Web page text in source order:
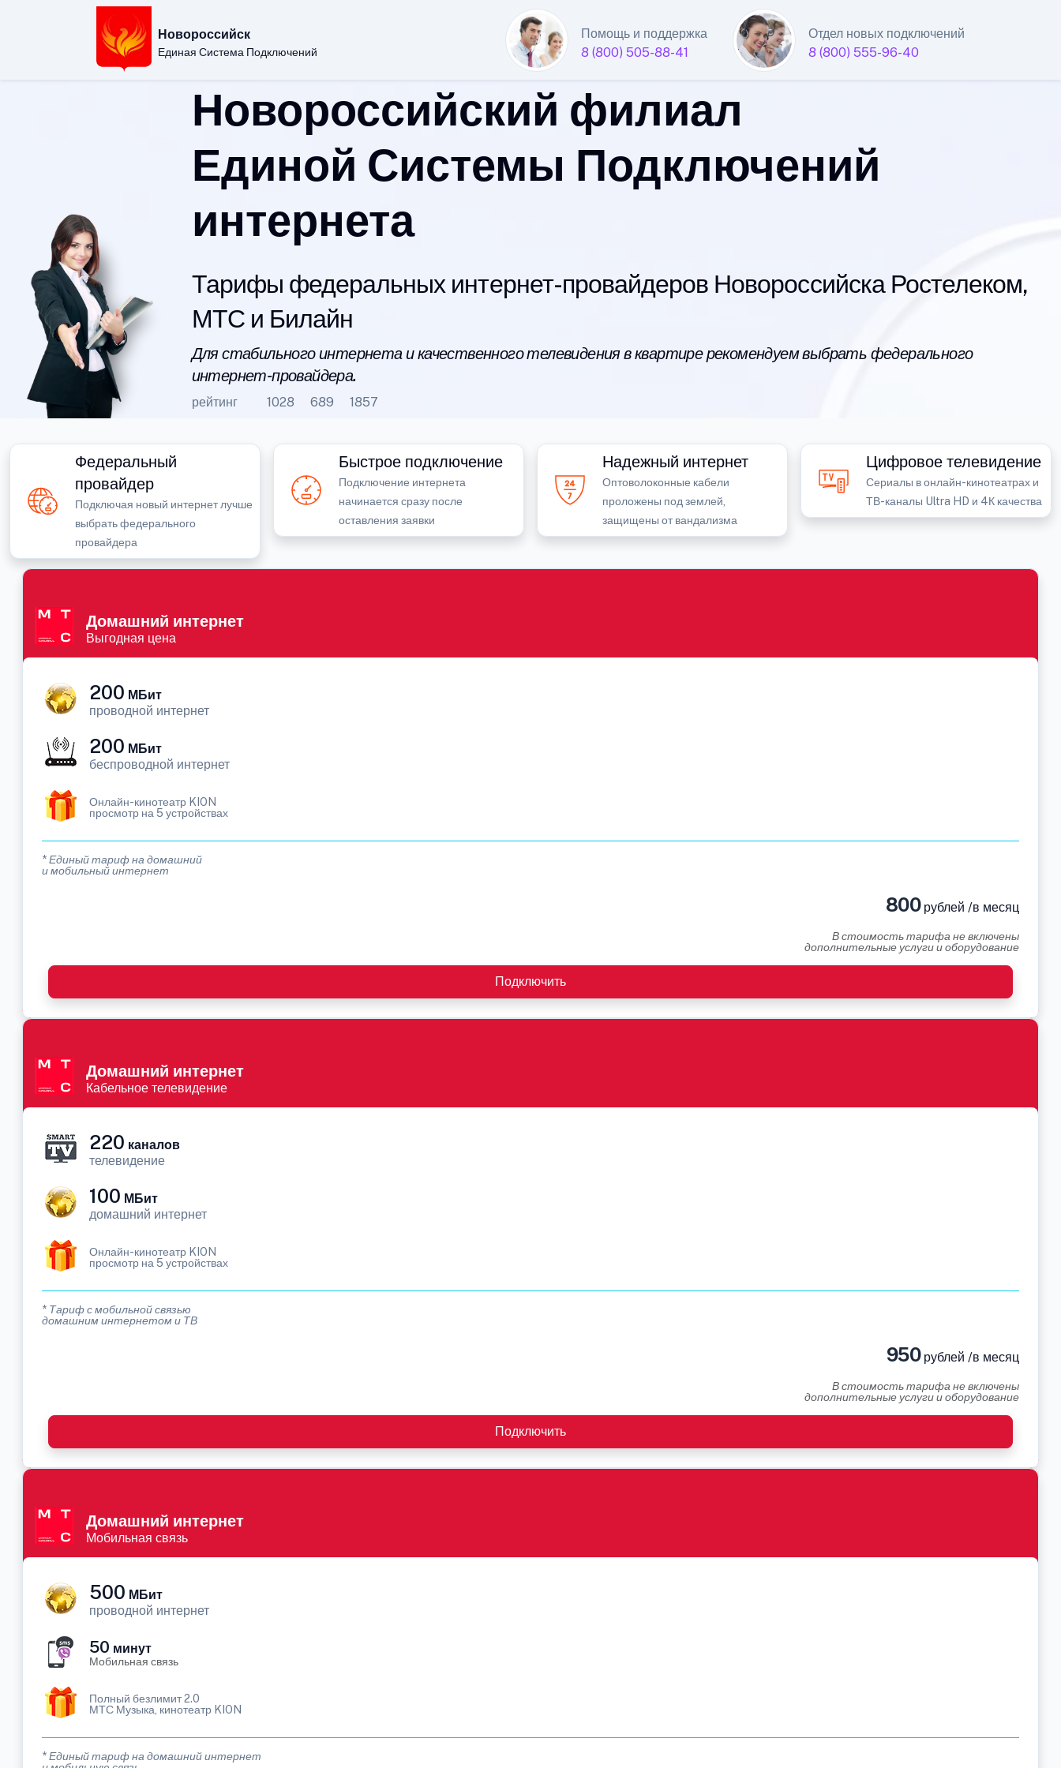
Новороссийск
Единая Система Подключений
Помощь и поддержка
8 (800) 505-88-41
Отдел новых подключений
8 (800) 555-96-40
Новороссийский филиал
Единой Системы Подключений
интернета
Тарифы федеральных интернет-провайдеров Новороссийска Ростелеком,
МТС и Билайн
Для стабильного интернета и качественного телевидения в квартире рекомендуем выбрать федерального
интернет-провайдера.
рейтинг 1028 689 1857
Федеральный
провайдер
Подключая новый интернет лучше
выбрать федерального
провайдера
Быстрое подключение
Подключение интернета
начинается сразу после
оставления заявки
Надежный интернет
Оптоволоконные кабели
проложены под землей,
защищены от вандализма
Цифровое телевидение
Сериалы в онлайн-кинотеатрах и
ТВ-каналы Ultra HD и 4К качества
Домашний интернет
Выгодная цена
200 МБит
проводной интернет
200 МБит
беспроводной интернет
Онлайн-кинотеатр KION
просмотр на 5 устройствах
* Единый тариф на домашний
и мобильный интернет
800рублей /в месяц
В стоимость тарифа не включены
дополнительные услуги и оборудование
Подключить
Домашний интернет
Кабельное телевидение
220 каналов
телевидение
100 МБит
домашний интернет
Онлайн-кинотеатр KION
просмотр на 5 устройствах
* Тариф с мобильной связью
домашним интернетом и ТВ
950рублей /в месяц
В стоимость тарифа не включены
дополнительные услуги и оборудование
Подключить
Домашний интернет
Мобильная связь
500 МБит
проводной интернет
50 минут
Мобильная связь
Полный безлимит 2.0
МТС Музыка, кинотеатр KION
* Единый тариф на домашний интернет